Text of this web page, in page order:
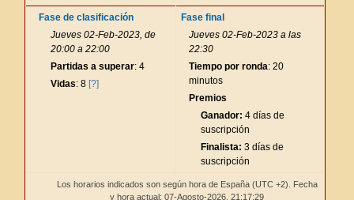
Fase de clasificación
Jueves 02-Feb-2023, de
20:00 a 22:00
Partidas a superar: 4
Vidas: 8 [?]
Fase final
Jueves 02-Feb-2023 a las
22:30
Tiempo por ronda: 20
minutos
Premios
Ganador: 4 días de
suscripción
Finalista: 3 días de
suscripción
Los horarios indicados son según hora de España (UTC +2). Fecha
y hora actual: 07-Agosto-2026, 21:17:29